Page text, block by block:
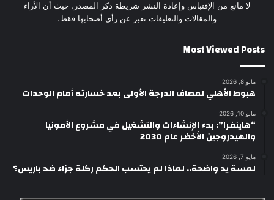
لا مانع من الإقتباس وإعادة النشر شريطة ذكر المصدر، حيث أن الأراء
والمقالات والتعليقات تعبر عن رأي أصحابها فقط.
Most Viewed Posts
مايو 8, 2026
هبوط الأهلي لمصاف الدرجة الأولى بعد خسارته أمام الوحدات
مايو 10, 2026
“هاينفرا”: بدء الإنشاءات والتشغيل في مشروع الأمونيا
والهيدروجين الأخضر عام 2030
مايو 7, 2026
لمسة يد واضحة.. لماذا لم يحتسب الحكم ركلة جزاء ضد باريس؟